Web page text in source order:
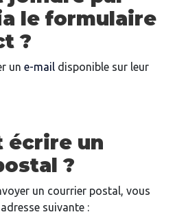
le formulaire
?
un e-mail disponible sur leur
écrire un
?
un courrier postal, vous
suivante :